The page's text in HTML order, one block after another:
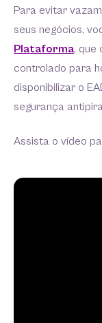
Para evitar
seus negócios,
Plataforma, que
controlado para
disponibilizar o
segurança
Assista o vídeo